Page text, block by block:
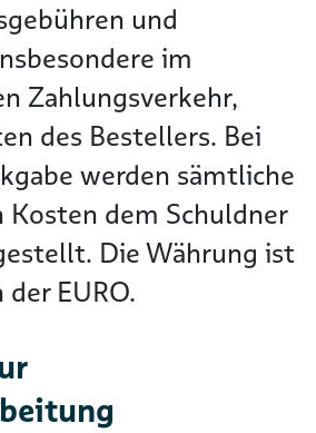
und
im
Zahlungsverkehr,
des Bestellers. Bei
werden sämtliche
dem Schuldner
Die Währung ist
EURO.